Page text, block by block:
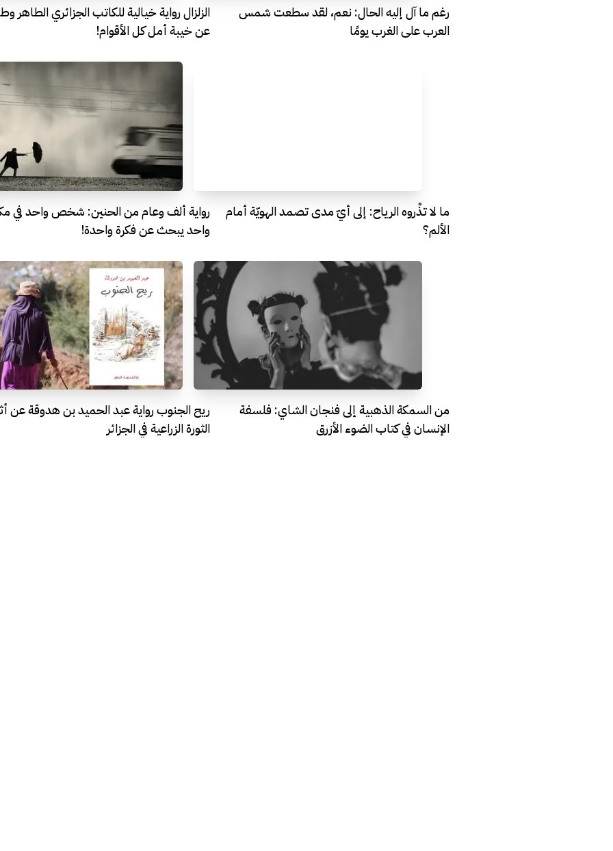
رغم ما آل إليه الحال: نعم، لقد سطعت شمس
العرب على الغرب يومًا
الزلزال رواية خيالية للكاتب الجزائري الطاهر
عن خيبة أمل كل الأقوام!
ما لا تذْروه الرياح: إلى أيّ مدى تصمد الهويّة أمام
الألم؟
رواية ألف وعام من الحنين: شخص واحد في
واحد يبحث عن فكرة واحدة!
من السمكة الذهبية إلى فنجان الشاي: فلسفة
الإنسان في كتاب الضوء الأزرق
ريح الجنوب رواية عبد الحميد بن هدوقة عن
الثورة الزراعية في الجزائر